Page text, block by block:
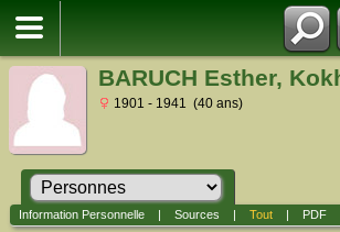
BARUCH Esther,
1901 - 1941 (40 ans)
Information Personnelle| Sources Tout| PDF